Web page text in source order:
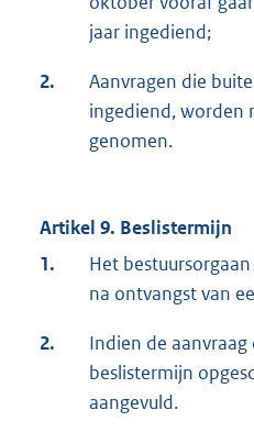
jaar ingediend;
2.
Aanvragen die
ingediend, worden
genomen.
Artikel 9. Beslistermijn
1.
Het
na ontvangst van
2.
Indien de
beslistermijn
aangevuld.